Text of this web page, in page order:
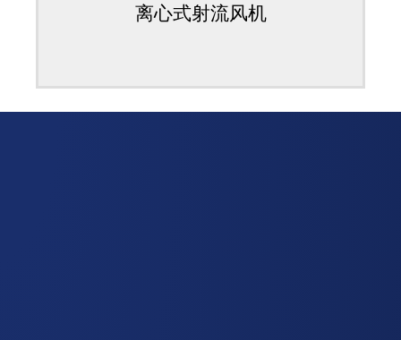
离心式射流风机